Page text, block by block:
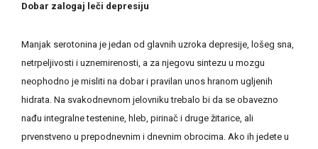
Dobar zalogaj leči depresiju
Manjak serotonina je jedan od glavnih uzroka depresije, lošeg sna,
netrpeljivosti i uznemirenosti, a za njegovu sintezu u mozgu
neophodno je misliti na dobar i pravilan unos hranom ugljenih
hidrata. Na svakodnevnom jelovniku trebalo bi da se obavezno
nađu integralne testenine, hleb, pirinač i druge žitarice, ali
prvenstveno u prepodnevnim i dnevnim obrocima. Ako ih jedete u